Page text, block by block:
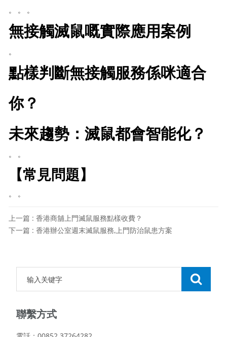
。 。 。
無接觸滅鼠嘅實際應用案例
。
點樣判斷無接觸服務係咪適合
你？
未來趨勢：滅鼠都會智能化？
。 。
【常見問題】
。 。
上一篇 : 香港商舖上門滅鼠服務點樣收費？
下一篇 : 香港辦公室週末滅鼠服務,上門防治鼠患方案
聯繫方式